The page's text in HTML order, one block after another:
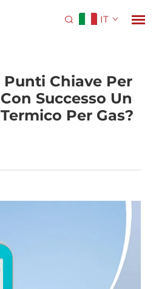
IT
Punti Chiave Per
Successo Un
Per Gas?